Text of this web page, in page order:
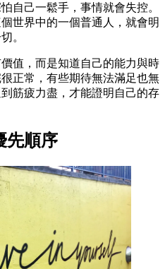
自己一鬆手，事情就會失控。
世界中的一個普通人，就會明
。
值，而是知道自己的能力與時
正常，有些期待無法滿足也無
筋疲力盡，才能證明自己的存
先順序